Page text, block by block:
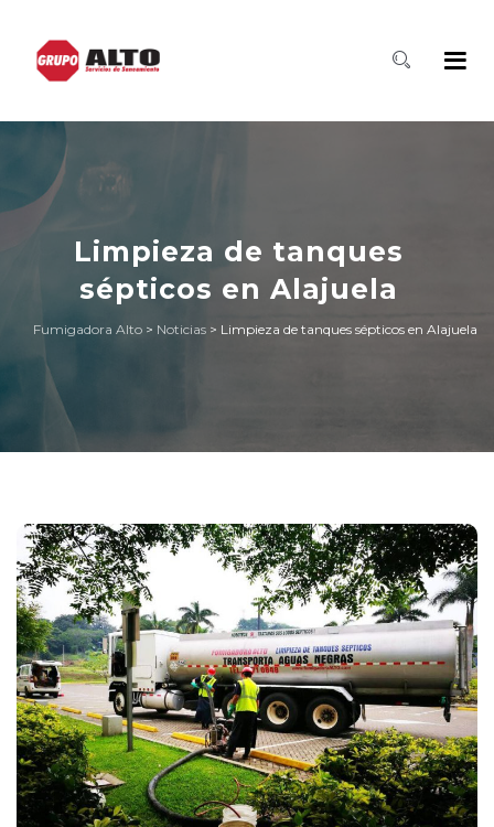
Limpieza de tanques
sépticos en Alajuela
Fumigadora Alto > Noticias > Limpieza de tanques sépticos en Alajuela